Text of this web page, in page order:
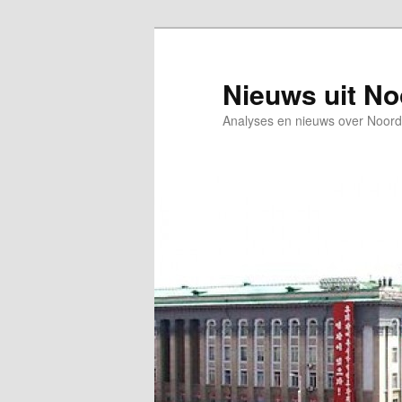
Nieuws uit
Analyses en nieuws over